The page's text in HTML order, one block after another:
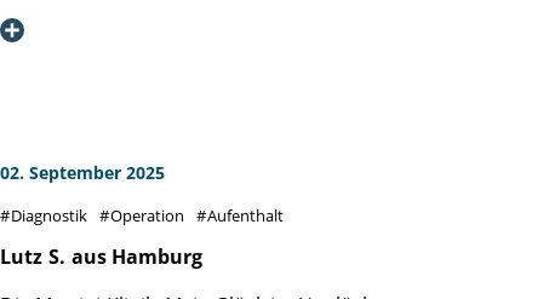
Liebe Grüße nach Hamburg
02. September 2025
Diagnostik Operation Aufenthalt
Lutz S. aus Hamburg